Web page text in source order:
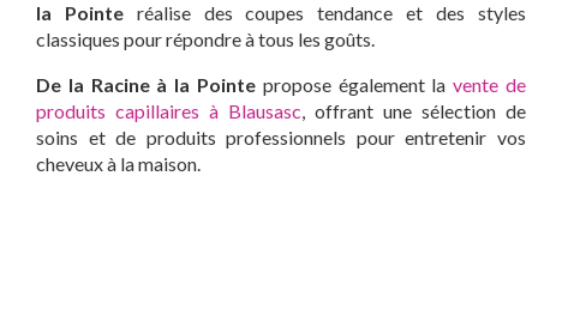
la Pointeréalise des coupes tendance et des styles
classiques pour répondre à tous les goûts.
De la Racine à la Pointe propose également lavente de
produits capillaires à Blausasc, offrant une sélection de
soins et de produits professionnels pour entretenir vos
cheveux à la maison.